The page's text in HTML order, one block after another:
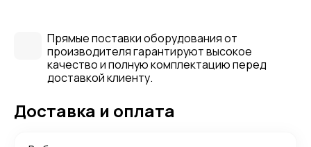
Прямые поставки оборудования от
производителя гарантируют высокое
качество и полную комплектацию перед
доставкой клиенту.
Доставка и оплата